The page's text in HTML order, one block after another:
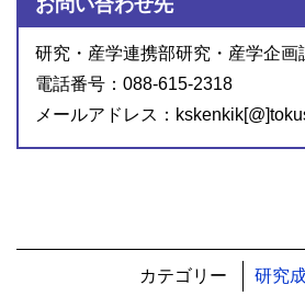
お問い合わせ先
研究・産学連携部研究・産学企画
電話番号：088-615-2318
メールアドレス：
カテゴリー 研究